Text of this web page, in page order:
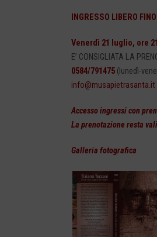
INGRESSO LIBERO
Venerdì 21 luglio, ore
E’ CONSIGLIATA LA
0584/791475 (lunedì-
info@musapietrasanta.it
Accesso ingressi con
La prenotazione resta
Galleria fotografica